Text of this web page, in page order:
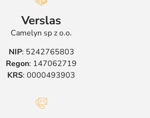
Verslas
Camelyn sp z o.o.
NIP: 5242765803
Regon: 147062719
KRS: 0000493903